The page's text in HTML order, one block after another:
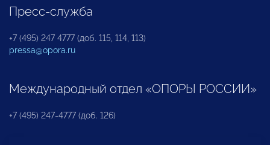
Пресс-служба
+7 (495) 247 4777 (доб. 115, 114, 113)
pressa@opora.ru
Международный отдел «ОПОРЫ РОССИИ»
+7 (495) 247-4777 (доб. 126)